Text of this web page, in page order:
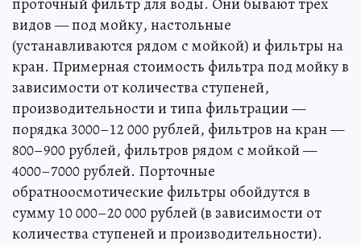
видов — под мойку, настольные
(устанавливаются рядом с мойкой) и фильтры на
кран. Примерная стоимость фильтра под мойку в
зависимости от количества ступеней,
производительности и типа фильтрации —
порядка 3000–12 000 рублей, фильтров на кран —
800–900 рублей, фильтров рядом с мойкой —
4000–7000 рублей. Порточные
обратноосмотические фильтры обойдутся в
сумму 10 000–20 000 рублей (в зависимости от
количества ступеней и производительности).